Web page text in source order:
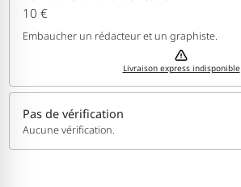
10 €
Embaucher un rédacteur et un graphiste.
Livraison express indisponible
Pas de vérification
Aucune vérification.